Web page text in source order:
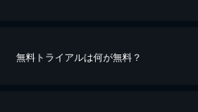
無料トライアルは何が無料？